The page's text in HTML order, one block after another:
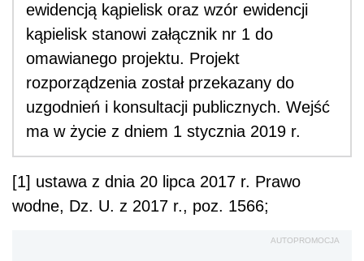
ewidencją kąpielisk oraz wzór ewidencji
kąpielisk stanowi załącznik nr 1 do
omawianego projektu. Projekt
rozporządzenia został przekazany do
uzgodnień i konsultacji publicznych. Wejść
ma w życie z dniem 1 stycznia 2019 r.
[1] ustawa z dnia 20 lipca 2017 r. Prawo
wodne, Dz. U. z 2017 r., poz. 1566;
AUTOPROMOCJA